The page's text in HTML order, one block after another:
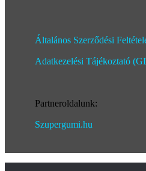
Általános Szerződési
Adatkezelési Tájékoztató
Partneroldalunk:
Szupergumi.hu